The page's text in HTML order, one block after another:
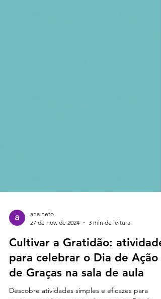
27 de nov. de 2024
3 min de leitura
Cultivar a Gratidão:
para celebrar o Dia de Ação
de Graças na sala de aula